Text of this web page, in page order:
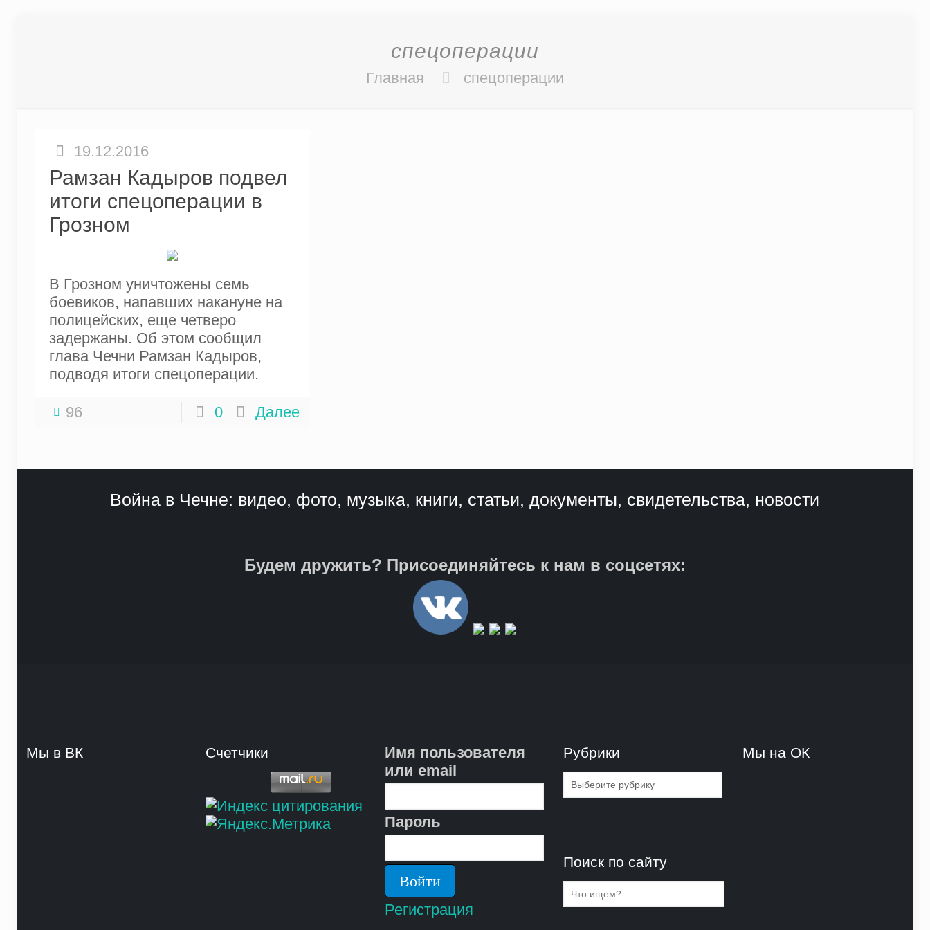
спецоперации
Главная спецоперации
19.12.2016
Рамзан Кадыров подвел
итоги спецоперации в
Грозном
В Грозном уничтожены семь
боевиков, напавших накануне на
полицейских, еще четверо
задержаны. Об этом сообщил
глава Чечни Рамзан Кадыров,
подводя итоги спецоперации.
96 0 Далее
Война в Чечне: видео, фото, музыка, книги, статьи, документы, свидетельства, новости
Будем дружить? Присоединяйтесь к нам в соцсетях:
Мы в ВК Счетчики
Имя пользователя
или email
Пароль
Регистрация
Рубрики
Рубрики
Поиск по сайту
Мы на ОК